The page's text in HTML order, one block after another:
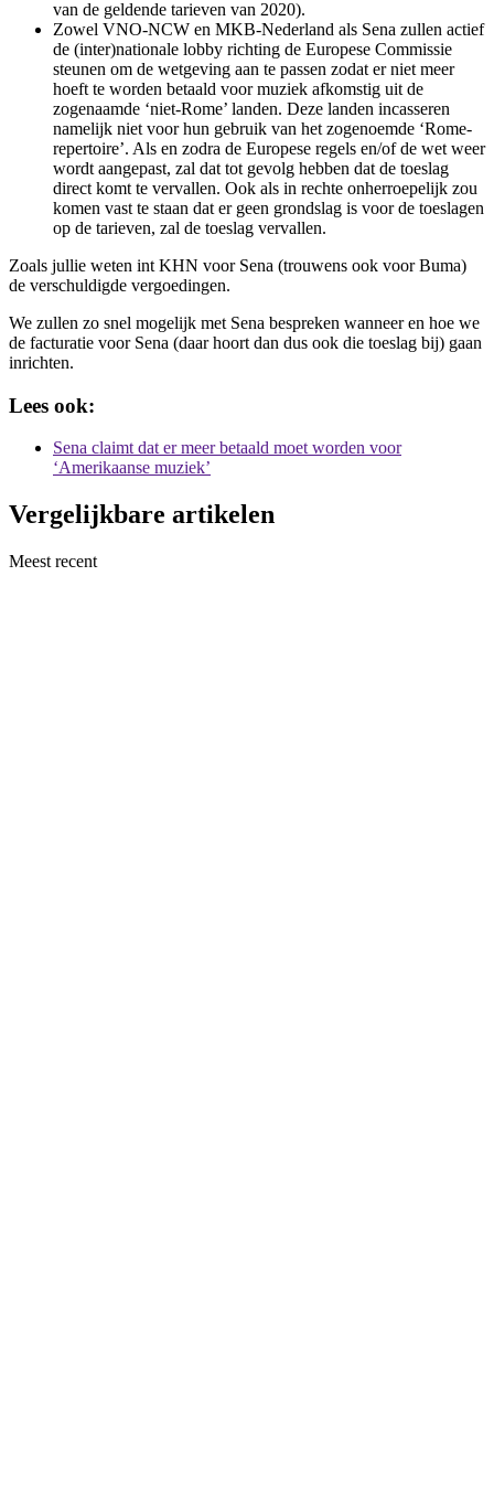
van de geldende tarieven van 2020).
Zowel VNO-NCW en MKB-Nederland als Sena zullen actief
de (inter)nationale lobby richting de Europese Commissie
steunen om de wetgeving aan te passen zodat er niet meer
hoeft te worden betaald voor muziek afkomstig uit de
zogenaamde ‘niet-Rome’ landen. Deze landen incasseren
namelijk niet voor hun gebruik van het zogenoemde ‘Rome-
repertoire’. Als en zodra de Europese regels en/of de wet weer
wordt aangepast, zal dat tot gevolg hebben dat de toeslag
direct komt te vervallen. Ook als in rechte onherroepelijk zou
komen vast te staan dat er geen grondslag is voor de toeslagen
op de tarieven, zal de toeslag vervallen.
Zoals jullie weten int KHN voor Sena (trouwens ook voor Buma)
de verschuldigde vergoedingen.
We zullen zo snel mogelijk met Sena bespreken wanneer en hoe we
de facturatie voor Sena (daar hoort dan dus ook die toeslag bij) gaan
inrichten.
Lees ook:
Sena claimt dat er meer betaald moet worden voor
‘Amerikaanse muziek’
Vergelijkbare artikelen
Meest recent